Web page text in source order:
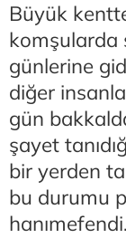
Büyük
komşularda
günlerine
diğer
gün
şayet
bir yerden
bu durumu